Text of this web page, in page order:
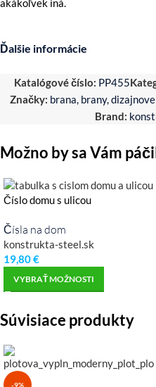
Ďalšie informácie
Katalógové číslo: PP455
Značky: brana brany,
Brand:
Možno by sa Vám
Číslo domu s ulicou
Čísla na dom
konstrukta-steel.sk
19,80€
VYBRAŤ MOŽNOSTI
Súvisiace produkty
-9%